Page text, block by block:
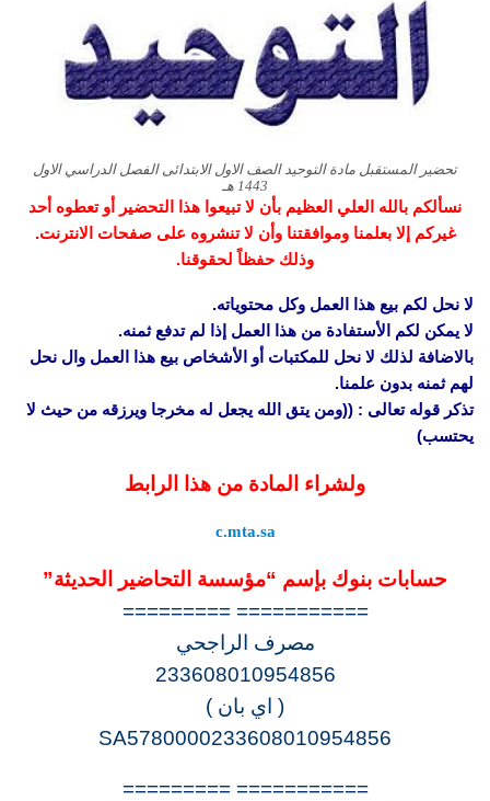
تحضير المستقبل مادة التوحيد الصف الاول الابتدائى الفصل الدراسي الاول
1443 هـ
نسألكم بالله العلي العظيم بأن لا تبيعوا هذا التحضير أو تعطوه أحد
غيركم إلا بعلمنا وموافقتنا وأن لا تنشروه على صفحات الانترنت.
وذلك حفظاً لحقوقنا.
لا نحل لكم بيع هذا العمل وكل محتوياته.
لا يمكن لكم الأستفادة من هذا العمل إذا لم تدفع ثمنه.
بالاضافة لذلك لا نحل للمكتبات أو الأشخاص بيع هذا العمل وال نحل
لهم ثمنه بدون علمنا.
تذكر قوله تعالى : ((ومن يتق الله يجعل له مخرجا ويرزقه من حيث لا
يحتسب)
ولشراء المادة من هذا الرابط
c.mta.sa
حسابات بنوك بإسم “مؤسسة التحاضير الحديثة”
=========== =========
مصرف الراجحي
233608010954856
( اي بان )
SA5780000233608010954856
=========== =========